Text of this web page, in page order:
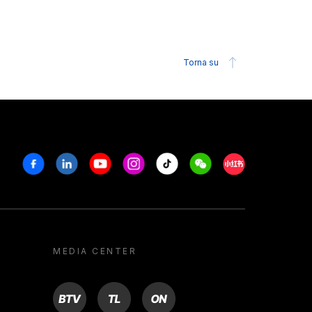
Torna su
FacebookLinkedinYoutubeInstagram
Tiktok WeechatXiaohongshu/
MEDIA CENTER
BTV TL ON